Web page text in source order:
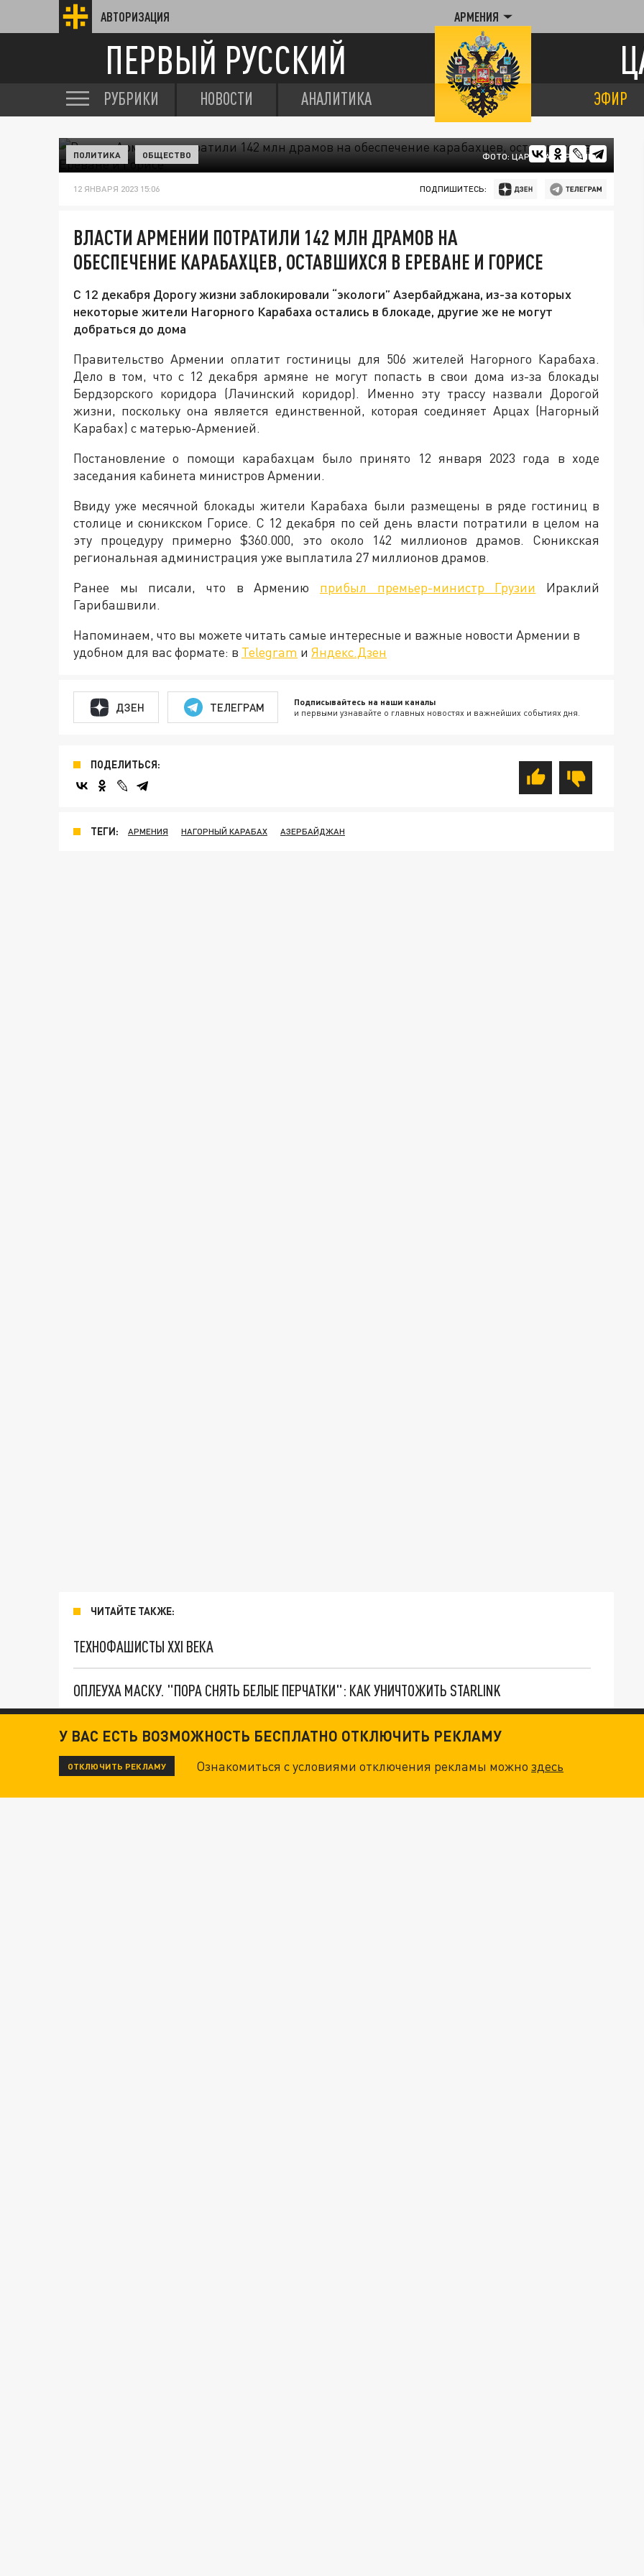
АВТОРИЗАЦИЯ АРМЕНИЯ
ПЕРВЫЙ РУССКИЙ
РУБРИКИ НОВОСТИ АНАЛИТИКА ЭФИР
ФОТО: ЦАРЬГРАД АРМЕНИЯ
ПОЛИТИКА ОБЩЕСТВО
12 ЯНВАРЯ 2023 15:06 ПОДПИШИТЕСЬ:
ВЛАСТИ АРМЕНИИ ПОТРАТИЛИ 142 МЛН ДРАМОВ НА
ОБЕСПЕЧЕНИЕ КАРАБАХЦЕВ, ОСТАВШИХСЯ В ЕРЕВАНЕ И ГОРИСЕ
С 12 декабря Дорогу жизни заблокировали “экологи” Азербайджана, из-за которых
некоторые жители Нагорного Карабаха остались в блокаде, другие же не могут
добраться до дома
Правительство Армении оплатит гостиницы для 506 жителей Нагорного Карабаха.
Дело в том, что с 12 декабря армяне не могут попасть в свои дома из-за блокады
Бердзорского коридора (Лачинский коридор). Именно эту трассу назвали Дорогой
жизни, поскольку она является единственной, которая соединяет Арцах (Нагорный
Карабах) с матерью-Арменией.
Постановление о помощи карабахцам было принято 12 января 2023 года в ходе
заседания кабинета министров Армении.
Ввиду уже месячной блокады жители Карабаха были размещены в ряде гостиниц в
столице и сюникском Горисе. С 12 декабря по сей день власти потратили в целом на
эту процедуру примерно $360.000, это около 142 миллионов драмов. Сюникская
региональная администрация уже выплатила 27 миллионов драмов.
Ранее мы писали, что в Армению прибыл премьер-министр Грузии
Ираклий
Гарибашвили.
Напоминаем, что вы можете читать самые интересные и важные новости Армении в
удобном для вас формате: в Telegram и Яндекс.Дзен
ДЗЕН ТЕЛЕГРАМ Подписывайтесь на наши каналы
и первыми узнавайте о главных новостях и важнейших событиях дня.
ПОДЕЛИТЬСЯ:
ТЕГИ: АРМЕНИЯ НАГОРНЫЙ КАРАБАХ АЗЕРБАЙДЖАН
ЧИТАЙТЕ ТАКЖЕ:
ТЕХНОФАШИСТЫ XXI ВЕКА
ОПЛЕУХА МАСКУ. "ПОРА СНЯТЬ БЕЛЫЕ ПЕРЧАТКИ": КАК УНИЧТОЖИТЬ STARLINK
У ВАС ЕСТЬ ВОЗМОЖНОСТЬ БЕСПЛАТНО ОТКЛЮЧИТЬ РЕКЛАМУ
ОТКЛЮЧИТЬ РЕКЛАМУ Ознакомиться с условиями отключения рекламы можноздесь